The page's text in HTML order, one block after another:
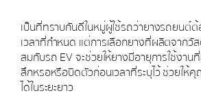
เป็นที่ทราบกันดีในหมู่ผู้ใช้รถว่ายางรถยนต์ต้
เวลาที่กำหนด แต่การเลือกยางที่ผลิตจากวั
สมกับรถ EV จะช่วยให้ยางมีอายุการใช้งาน
สึกหรอหรือบิดตัวก่อนเวลาที่ระบุไว้ ช่วยให้
ได้ในระยะยาว